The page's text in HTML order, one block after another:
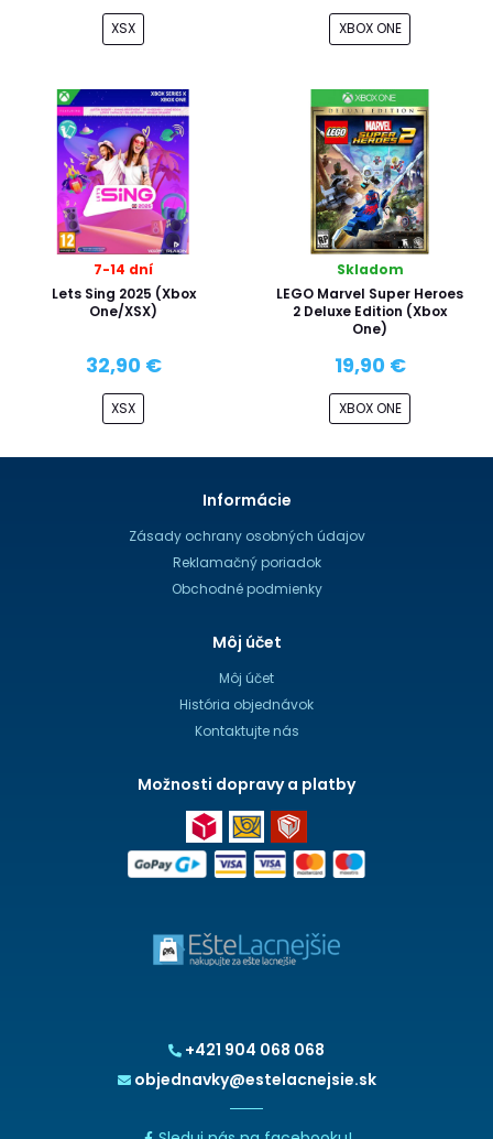
XSX XBOX ONE
7-14 dní
Lets Sing 2025 (Xbox
One/XSX)
32,90 €
XSX
Skladom
LEGO Marvel Super Heroes
2 Deluxe Edition (Xbox
One)
19,90 €
XBOX ONE
+421 904 068 068
objednavky@estelacnejsie.sk
Informácie
Zásady ochrany osobných údajov
Reklamačný poriadok
Obchodné podmienky
Môj účet
Môj účet
História objednávok
Kontaktujte nás
Možnosti dopravy a platby